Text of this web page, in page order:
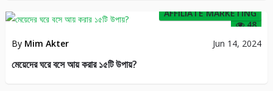
48
AFFILIATE MARKETING
By Mim Akter Jun 14, 2024
মেয়েদের ঘরে বসে আয় করার ১৫টি উপায়?